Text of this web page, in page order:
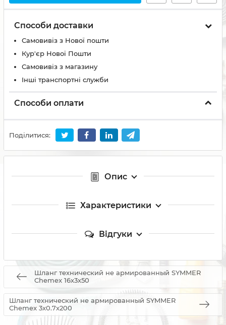
Способи доставки
Самовивіз з Нової пошти
Кур'єр Нової Пошти
Самовивіз з магазину
Інші транспортні служби
Способи оплати
Поділитися:
Опис
Характеристики
Відгуки
Шланг технический не армированный SYMMER
Chemex 16х3х50
Шланг технический не армированный SYMMER
Chemex 3х0.7х200